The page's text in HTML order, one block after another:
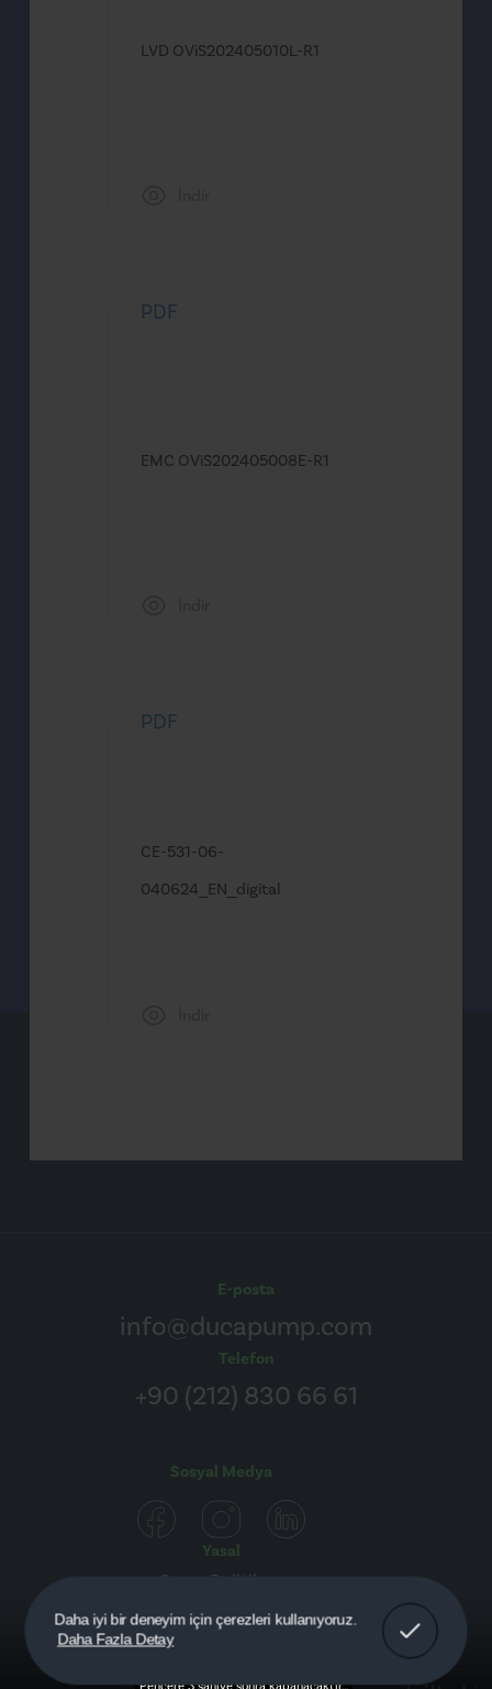
Daha iyi bir deneyim için çerezleri kullanıyoruz.
Daha Fazla Detay
Anladım!
LVD OViS202405010L-R1
PDF
EMC OViS202405008E-R1
PDF
CE-531-06-
040624_EN_digital
E-posta
info@ducapump.com
Telefon
+90 (212) 830 66 61
Sosyal Medya
Yasal
Çerez Politikası
Aydınlatma Metni